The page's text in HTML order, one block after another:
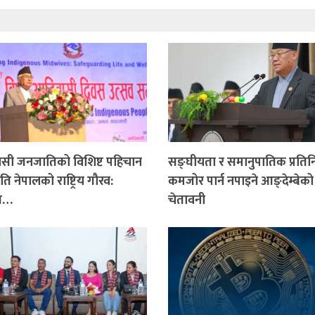
जनजातिको विशिष्ट पहिचान
नेपालको राष्ट्रिय गौरव:
सङ्घीयता र समानुपातिक
कमजोर पार्न नपाइने आङ्देम्बेको
चेतावनी